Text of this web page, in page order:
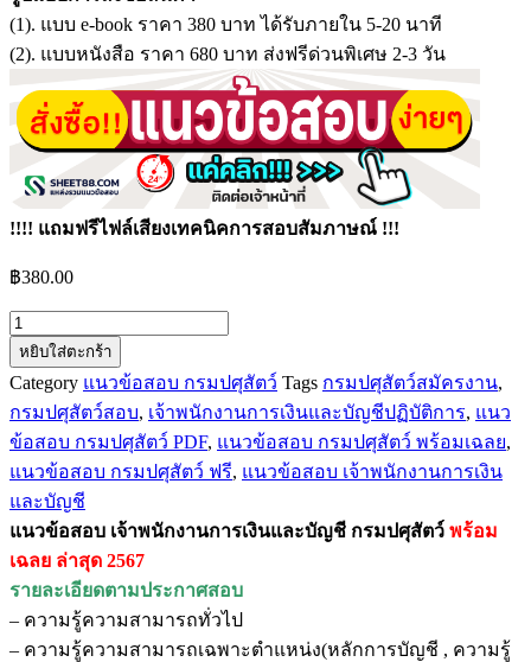
(1). แบบ e-book ราคา 380 บาท ได้รับภายใน 5-20 นาที
(2). แบบหนังสือ ราคา 680 บาท ส่งฟรีด่วนพิเศษ 2-3 วัน
!!!! แถมฟรีไฟล์เสียงเทคนิคการสอบสัมภาษณ์ !!!
฿380.00
จำนวน
แนว
ข้อสอบ
เจ้า
พนักงาน
การ
เงิน
และ
บัญชี
กรม
ปศุสัตว์
ชิ้น
หยิบใส่ตะกร้า
Category แนวข้อสอบ กรมปศุสัตว์ Tags กรมปศุสัตว์สมัครงาน,
กรมปศุสัตว์สอบ, เจ้าพนักงานการเงินและบัญชีปฏิบัติการ, แนว
ข้อสอบ กรมปศุสัตว์ PDF, แนวข้อสอบ กรมปศุสัตว์ พร้อมเฉลย,
แนวข้อสอบ กรมปศุสัตว์ ฟรี, แนวข้อสอบ เจ้าพนักงานการเงิน
และบัญชี
แนวข้อสอบ เจ้าพนักงานการเงินและบัญชี กรมปศุสัตว์ พร้อม
เฉลย ล่าสุด 2567
รายละเอียดตามประกาศสอบ
– ความรู้ความสามารถทั่วไป
– ความรู้ความสามารถเฉพาะตำแหน่ง(หลักการบัญชี , ความรู้